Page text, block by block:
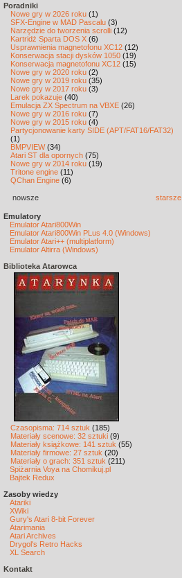
Poradniki
Nowe gry w 2026 roku (1)
SFX-Engine w MAD Pascalu (3)
Narzędzie do tworzenia scrolli (12)
Kartridż Sparta DOS X (6)
Usprawnienia magnetofonu XC12 (12)
Konserwacja stacji dysków 1050 (19)
Konserwacja magnetofonu XC12 (15)
Nowe gry w 2020 roku (2)
Nowe gry w 2019 roku (35)
Nowe gry w 2017 roku (3)
Larek pokazuje (40)
Emulacja ZX Spectrum na VBXE (26)
Nowe gry w 2016 roku (7)
Nowe gry w 2015 roku (4)
Partycjonowanie karty SIDE (APT/FAT16/FAT32)
(1)
BMPVIEW(34)
Atari ST dla opornych (75)
Nowe gry w 2014 roku (19)
Tritone engine (11)
QChan Engine (6)
nowsze starsze
Emulatory
Emulator Atari800Win
Emulator Atari800Win PLus 4.0 (Windows)
Emulator Atari++ (multiplatform)
Emulator Altirra (Windows)
Biblioteka Atarowca
Czasopisma: 714 sztuk (185)
Materiały scenowe: 32 sztuki (9)
Materiały książkowe: 141 sztuk (55)
Materiały firmowe: 27 sztuk (20)
Materiały o grach: 351 sztuk (211)
Spiżarnia Voya na Chomikuj.pl
Bajtek Redux
Zasoby wiedzy
Atariki
XWiki
Gury's Atari 8-bit Forever
Atarimania
Atari Archives
Drygol's Retro Hacks
XL Search
Kontakt